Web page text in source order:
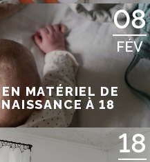
08
FÉV
MATÉRIEL DE
À 18
18